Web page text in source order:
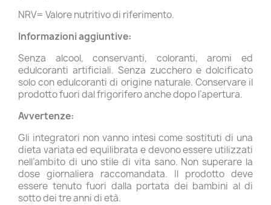
NRV= Valore nutritivo di riferimento.
Informazioni aggiuntive:
Senza alcool, conservanti, coloranti, aromi ed
edulcoranti artificiali. Senza zucchero e dolcificato
solo con edulcoranti di origine naturale. Conservare il
prodotto fuori dal frigorifero anche dopo l’apertura.
Avvertenze:
Gli integratori non vanno intesi come sostituti di una
dieta variata ed equilibrata e devono essere utilizzati
nell’ambito di uno stile di vita sano. Non superare la
dose giornaliera raccomandata. Il prodotto deve
essere tenuto fuori dalla portata dei bambini al di
sotto dei tre anni di età.